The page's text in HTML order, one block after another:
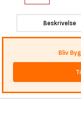
Beskrivelse
Bliv